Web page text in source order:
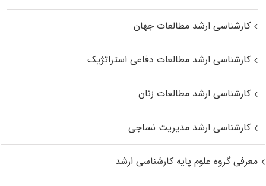
کارشناسی ارشد مطالعات جهان
کارشناسی ارشد مطالعات دفاعی استراتژیک
کارشناسی ارشد مطالعات زنان
کارشناسی ارشد مدیریت نساجی
معرفی گروه علوم پایه کارشناسی ارشد